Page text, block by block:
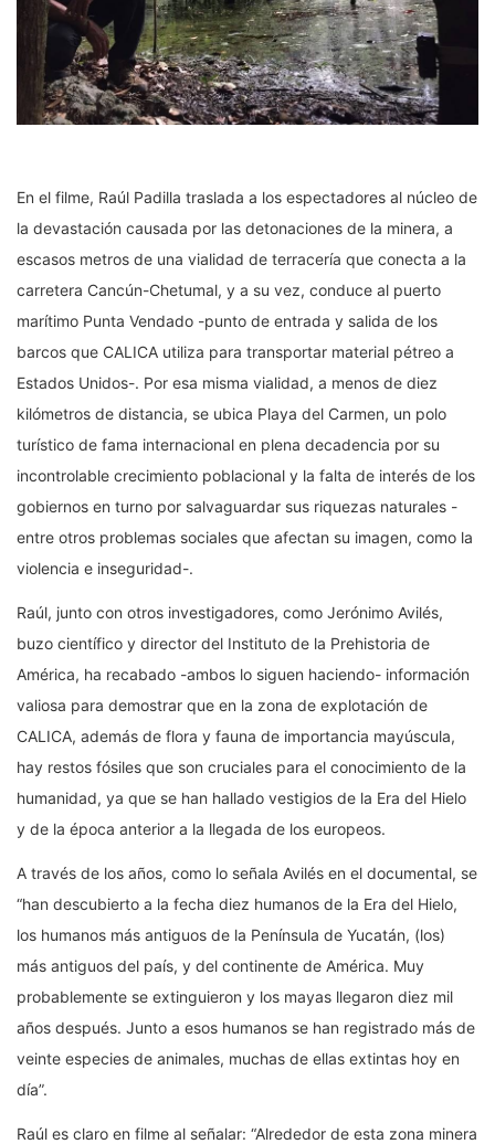
En el filme, Raúl Padilla traslada a los espectadores al núcleo de
la devastación causada por las detonaciones de la minera, a
escasos metros de una vialidad de terracería que conecta a la
carretera Cancún-Chetumal, y a su vez, conduce al puerto
marítimo Punta Vendado -punto de entrada y salida de los
barcos que CALICA utiliza para transportar material pétreo a
Estados Unidos-. Por esa misma vialidad, a menos de diez
kilómetros de distancia, se ubica Playa del Carmen, un polo
turístico de fama internacional en plena decadencia por su
incontrolable crecimiento poblacional y la falta de interés de los
gobiernos en turno por salvaguardar sus riquezas naturales -
entre otros problemas sociales que afectan su imagen, como la
violencia e inseguridad-.
Raúl, junto con otros investigadores, como Jerónimo Avilés,
buzo científico y director del Instituto de la Prehistoria de
América, ha recabado -ambos lo siguen haciendo- información
valiosa para demostrar que en la zona de explotación de
CALICA, además de flora y fauna de importancia mayúscula,
hay restos fósiles que son cruciales para el conocimiento de la
humanidad, ya que se han hallado vestigios de la Era del Hielo
y de la época anterior a la llegada de los europeos.
A través de los años, como lo señala Avilés en el documental, se
“han descubierto a la fecha diez humanos de la Era del Hielo,
los humanos más antiguos de la Península de Yucatán, (los)
más antiguos del país, y del continente de América. Muy
probablemente se extinguieron y los mayas llegaron diez mil
años después. Junto a esos humanos se han registrado más de
veinte especies de animales, muchas de ellas extintas hoy en
día”.
Raúl es claro en filme al señalar: “Alrededor de esta zona minera